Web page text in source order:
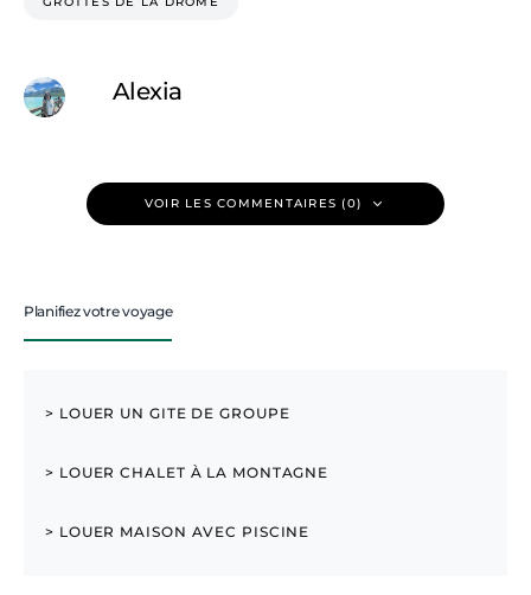
Alexia
VOIR LES COMMENTAIRES (0)
Planifiez votre voyage
> LOUER UN GITE DE GROUPE
> LOUER CHALET À LA MONTAGNE
> LOUER MAISON AVEC PISCINE